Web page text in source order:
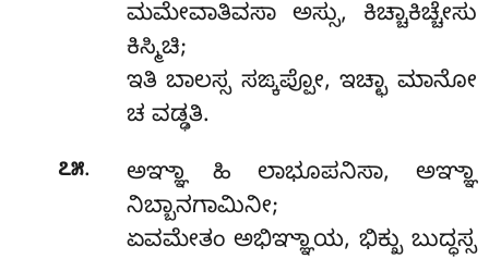
ಮಮೇವಾತಿವಸಾ ಅಸ್ಸು, ಕಿಚ್ಚಾಕಿಚ್ಚೇಸು
ಕಿಸ್ಮಿಚಿ;
ಇತಿ ಬಾಲಸ್ಸ ಸಙ್ಕಪ್ಪೋ, ಇಚ್ಛಾ ಮಾನೋ
ಚ ವಡ್ಢತಿ.
೭೫.
ಅಞ್ಞಾ ಹಿ ಲಾಭೂಪನಿಸಾ, ಅಞ್ಞಾ
ನಿಬ್ಬಾನಗಾಮಿನೀ;
ಏವಮೇತಂ ಅಭಿಞ್ಞಾಯ, ಭಿಕ್ಖು ಬುದ್ಧಸ್ಸ